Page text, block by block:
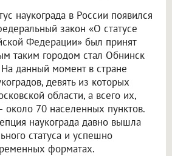
наукограда в России появился
закон «О статусе
Федерации» был принят
таким городом стал Обнинск
данный момент в стране
девять из которых
области, а всего их,
70 населенных пунктов.
наукограда давно вышла
статуса и успешно
форматах.